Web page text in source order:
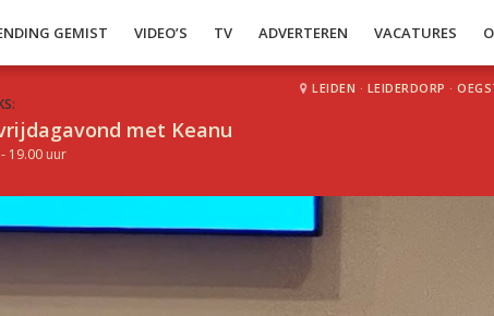
GEMIST VIDEO’S TV ADVERTEREN VACATURES
met Keanu
19.00 uur
LEIDEN · LEIDERDORP ·